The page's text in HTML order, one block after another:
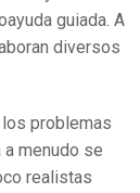
guiada. A
diversos
los problemas
menudo se
realistas